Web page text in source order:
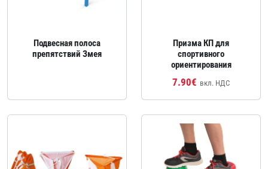
Подвесная полоса
препятствий Змея
Призма КП для
спортивного
ориентирования
7.90€ вкл. НДС